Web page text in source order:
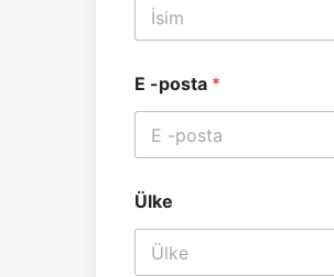
A
d
*
E -posta *
Ülke